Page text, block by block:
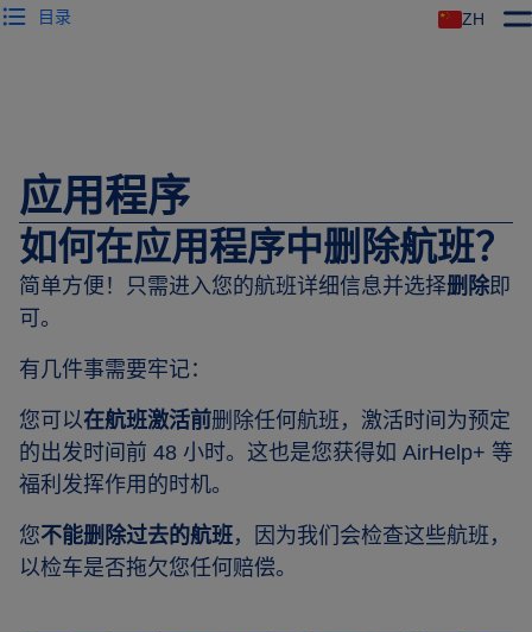
ZH
目录
应用程序
如何在应用程序中删除航班？
简单方便！只需进入您的航班详细信息并选择删除即
可。
有几件事需要牢记：
您可以在航班激活前删除任何航班，激活时间为预定
的出发时间前 48 小时。这也是您获得如 AirHelp+ 等
福利发挥作用的时机。
您不能删除过去的航班，因为我们会检查这些航班，
以检车是否拖欠您任何赔偿。